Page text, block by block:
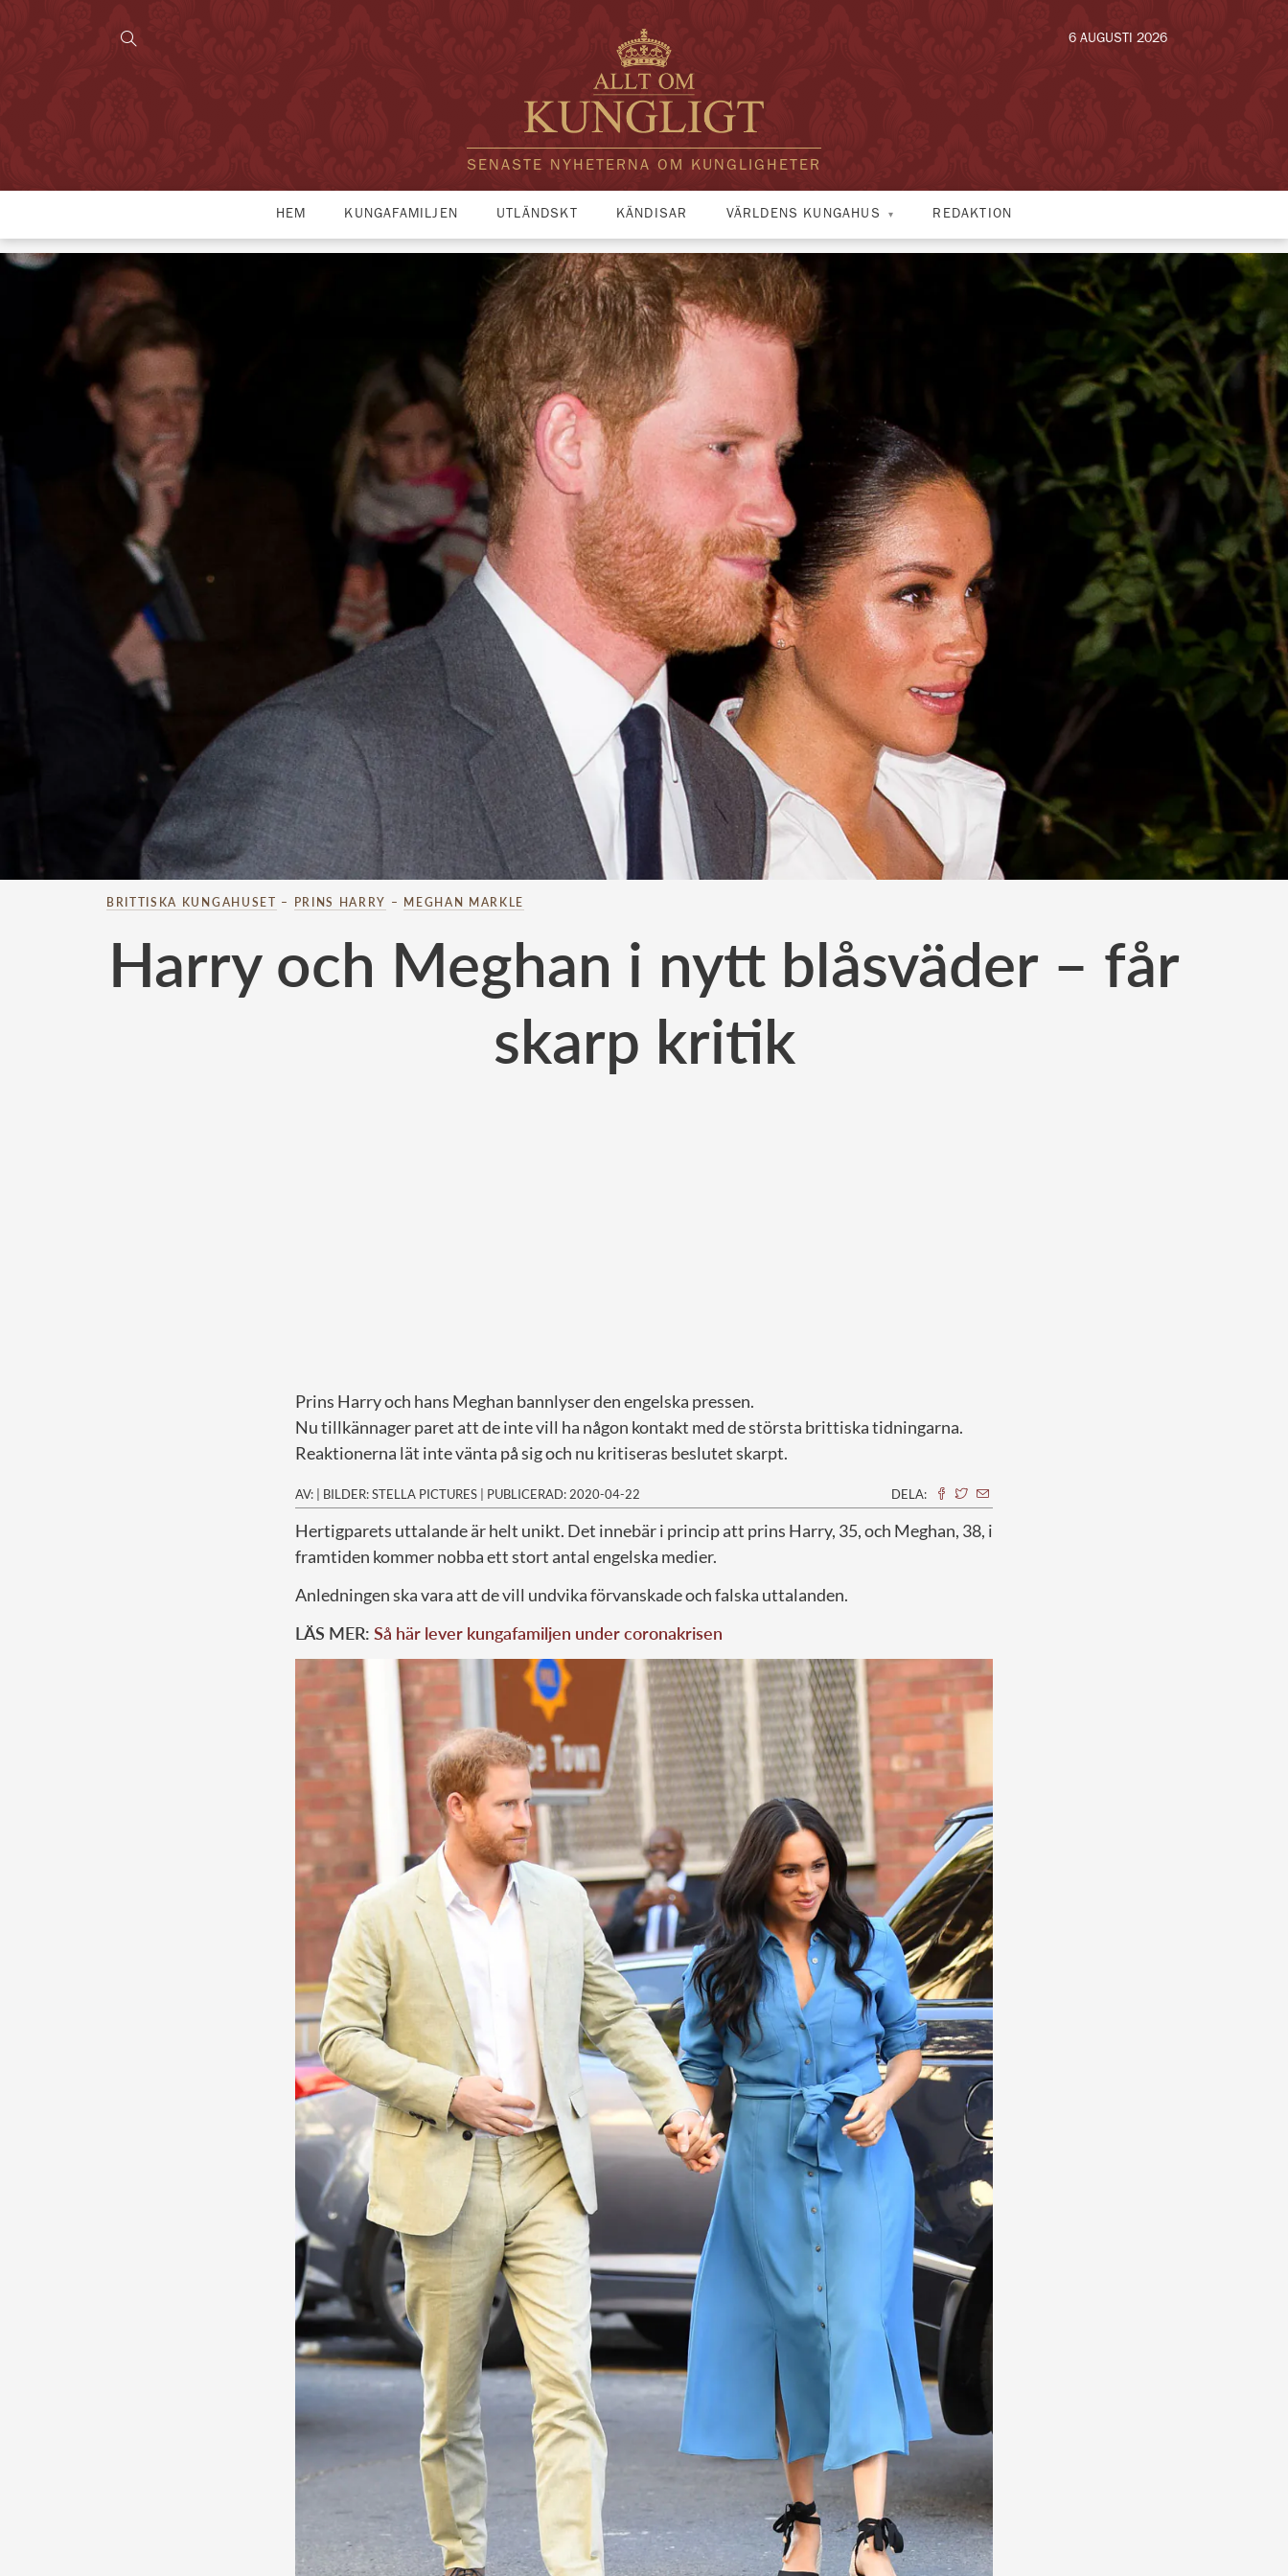
SENASTE NYHETERNA OM KUNGLIGHETER
6 AUGUSTI 2026
HEM KUNGAFAMILJEN UTLÄNDSKT KÄNDISAR VÄRLDENS KUNGAHUS REDAKTION
BRITTISKA KUNGAHUSET – PRINS HARRY – MEGHAN MARKLE
Harry och Meghan i nytt blåsväder – får
skarp kritik
Prins Harry och hans Meghan bannlyser den engelska pressen.
Nu tillkännager paret att de inte vill ha någon kontakt med de största brittiska tidningarna.
Reaktionerna lät inte vänta på sig och nu kritiseras beslutet skarpt.
AV: | BILDER: STELLA PICTURES | PUBLICERAD: 2020-04-22 DELA:
Hertigparets uttalande är helt unikt. Det innebär i princip att prins Harry, 35, och Meghan, 38, i
framtiden kommer nobba ett stort antal engelska medier.
Anledningen ska vara att de vill undvika förvanskade och falska uttalanden.
LÄS MER: Så här lever kungafamiljen under coronakrisen